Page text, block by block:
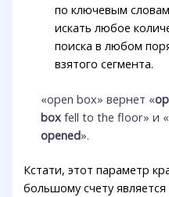
по ключевым
искать любое
поиска в любом
взятого сегмента.
«open box» вернет «
box fell to the floor» и
opened».
Кстати, этот параметр
большому счету